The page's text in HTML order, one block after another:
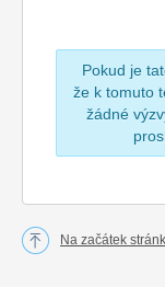
Pokud je
že k tomuto
žádné
Na začátek